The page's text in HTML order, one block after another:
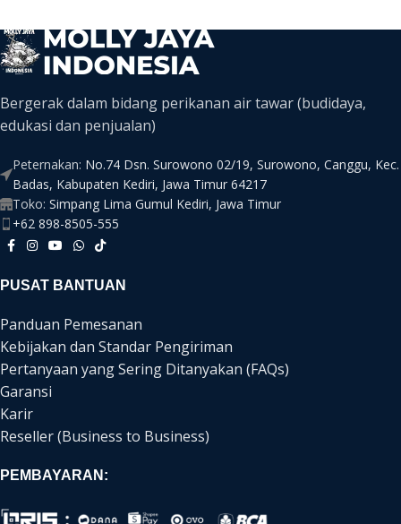
Bergerak dalam bidang perikanan air tawar (budidaya,
edukasi dan penjualan)
Peternakan: No.74 Dsn. Surowono 02/19, Surowono, Canggu, Kec.
Badas, Kabupaten Kediri, Jawa Timur 64217
Toko: Simpang Lima Gumul Kediri, Jawa Timur
+62 898-8505-555
PUSAT BANTUAN
Panduan Pemesanan
Kebijakan dan Standar Pengiriman
Pertanyaan yang Sering Ditanyakan (FAQs)
Garansi
Karir
Reseller (Business to Business)
PEMBAYARAN: